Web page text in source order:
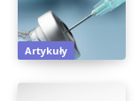
Artykuły